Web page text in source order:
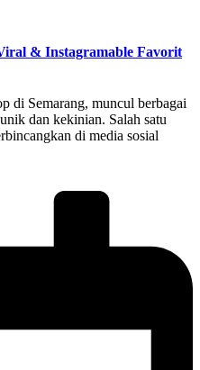
& Instagramable Favorit
di Semarang, muncul berbagai
dan kekinian. Salah satu
di media sosial